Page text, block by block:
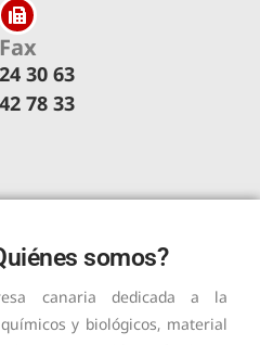
Fax
30 63
78 33
somos?
canaria dedicada a la
y biológicos, material